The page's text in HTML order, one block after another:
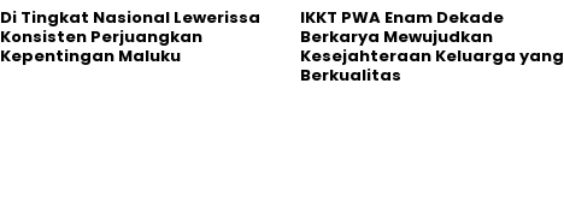
Di Tingkat Nasional Lewerissa
Konsisten Perjuangkan
Kepentingan Maluku
IKKT PWA Enam Dekade
Berkarya Mewujudkan
Kesejahteraan Keluarga yang
Berkualitas